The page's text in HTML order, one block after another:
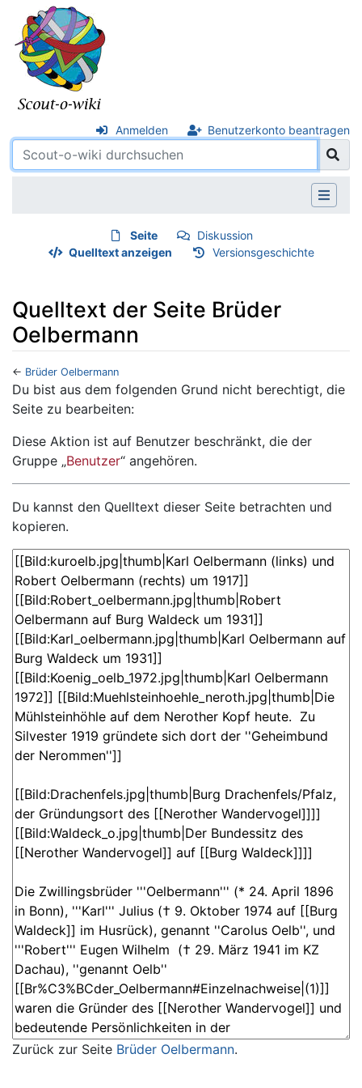
Anmelden Benutzerkonto beantragen
Seite
Diskussion
Quelltext anzeigen
Versionsgeschichte
Quelltext der Seite Brüder
Oelbermann
← Brüder Oelbermann
Wechseln zu:Navigation,Suche
Du bist aus dem folgenden Grund nicht berechtigt, die
Seite zu bearbeiten:
Diese Aktion ist auf Benutzer beschränkt, die der
Gruppe „Benutzer“ angehören.
Du kannst den Quelltext dieser Seite betrachten und
kopieren.
Zurück zur Seite Brüder Oelbermann.